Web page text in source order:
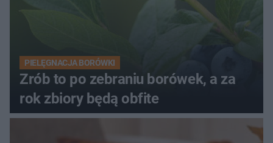
PIELĘGNACJA BORÓWKI
Zrób to po zebraniu borówek, a za
rok zbiory będą obfite